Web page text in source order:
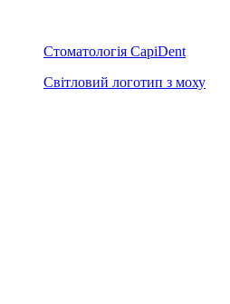
Стоматологія CapiDent
Світловий логотип з моху